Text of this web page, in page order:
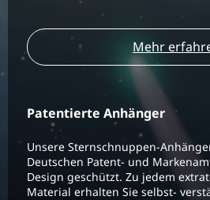
Mehr
Patentierte Anhänger
Unsere Sternschnuppen-
Deutschen Patent- und
Design geschützt. Zu jedem
Material erhalten Sie selbst-